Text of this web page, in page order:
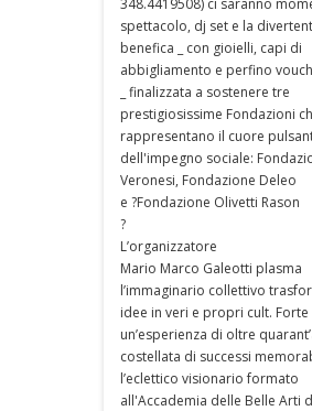
spettacolo, dj set e la
benefica _ con gioielli, capi di
abbigliamento e perfino
_ finalizzata a sostenere tre
prestigiosissime Fondazioni
rappresentano il cuore
dell'impegno sociale:
Veronesi, Fondazione Deleo
e ?Fondazione Olivetti Rason
?
L’organizzatore
Mario Marco Galeotti plasma
l’immaginario collettivo
idee in veri e propri cult. Forte
un’esperienza di oltre
costellata di successi
l’eclettico visionario formato
all'Accademia delle Belle Arti